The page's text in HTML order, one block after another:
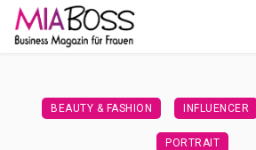
BEAUTY & FASHION INFLUENCER
PORTRAIT